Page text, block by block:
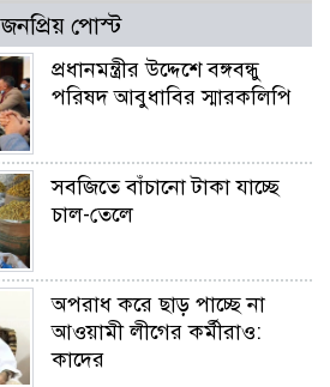
জনপ্রিয় পোস্ট
প্রধানমন্ত্রীর উদ্দেশে বঙ্গবন্ধু
পরিষদ আবুধাবির স্মারকলিপি
সবজিতে বাঁচানো টাকা যাচ্ছে
চাল-তেলে
অপরাধ করে ছাড় পাচ্ছে না
আওয়ামী লীগের কর্মীরাও:
কাদের